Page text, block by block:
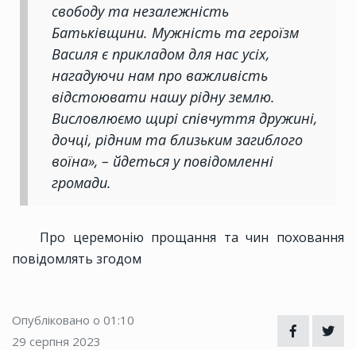
свободу та незалежність
Батьківщини. Мужність та героїзм
Василя є прикладом для нас усіх,
нагадуючи нам про важливість
відстоювати нашу рідну землю.
Висловлюємо щирі співчуття дружині,
дочці, рідним та близьким загиблого
воїна», – йдеться у повідомленні
громади.
Про церемонію прощання та чин поховання
повідомлять згодом
Опубліковано о 01:10
29 серпня 2023